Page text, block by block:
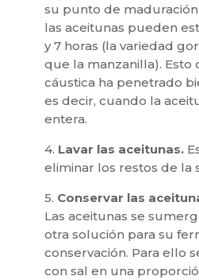
su punto de
las aceitunas pueden
y 7 horas (la variedad
que la manzanilla). Esto
cáustica ha penetrado
es decir, cuando la
entera.
4. Lavar las aceitunas.
eliminar los restos de la
5. Conservar las
Las aceitunas se
otra solución para su
conservación. Para ello
con sal en una